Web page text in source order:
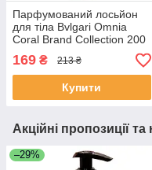
Парфумований лосьйон
для тіла Bvlgari Omnia
Coral Brand Collection 200
мл
169 ₴ 213 ₴
Купити
Акційні пропозиції
–29%